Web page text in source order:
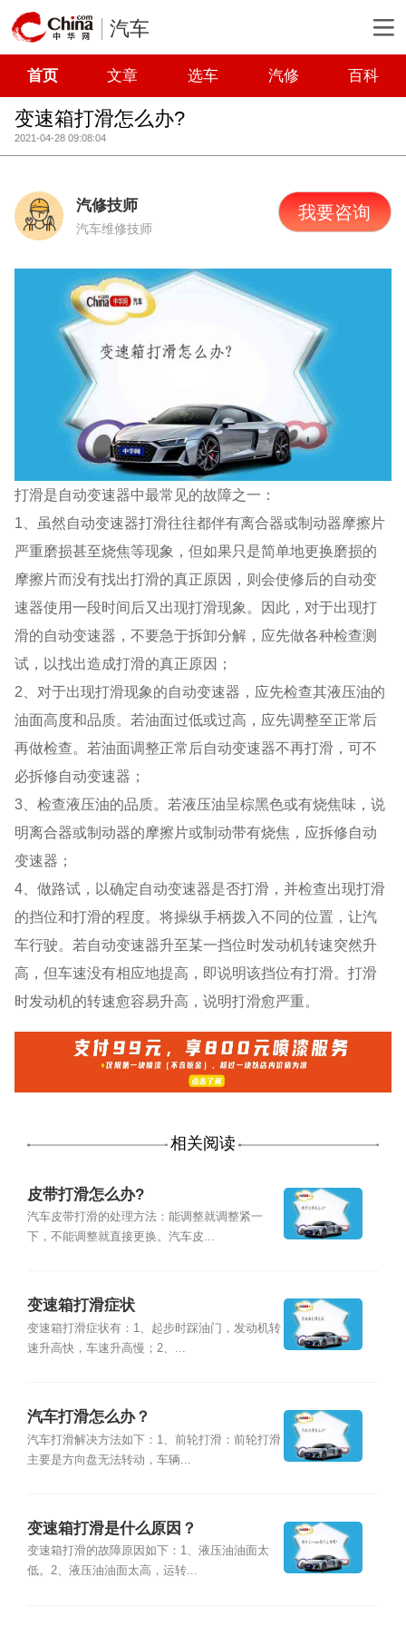
汽车
首页 文章 选车 汽修 百科
变速箱打滑怎么办?
2021-04-28 09:08:04
汽修技师
汽车维修技师
我要咨询
打滑是自动变速器中最常见的故障之一：
1、虽然自动变速器打滑往往都伴有离合器或制动器摩擦片
严重磨损甚至烧焦等现象，但如果只是简单地更换磨损的
摩擦片而没有找出打滑的真正原因，则会使修后的自动变
速器使用一段时间后又出现打滑现象。因此，对于出现打
滑的自动变速器，不要急于拆卸分解，应先做各种检查测
试，以找出造成打滑的真正原因；
2、对于出现打滑现象的自动变速器，应先检查其液压油的
油面高度和品质。若油面过低或过高，应先调整至正常后
再做检查。若油面调整正常后自动变速器不再打滑，可不
必拆修自动变速器；
3、检查液压油的品质。若液压油呈棕黑色或有烧焦味，说
明离合器或制动器的摩擦片或制动带有烧焦，应拆修自动
变速器；
4、做路试，以确定自动变速器是否打滑，并检查出现打滑
的挡位和打滑的程度。将操纵手柄拨入不同的位置，让汽
车行驶。若自动变速器升至某一挡位时发动机转速突然升
高，但车速没有相应地提高，即说明该挡位有打滑。打滑
时发动机的转速愈容易升高，说明打滑愈严重。
相关阅读
皮带打滑怎么办?
汽车皮带打滑的处理方法：能调整就调整紧一
下，不能调整就直接更换。汽车皮...
变速箱打滑症状
变速箱打滑症状有：1、起步时踩油门，发动机转
速升高快，车速升高慢；2、...
汽车打滑怎么办？
汽车打滑解决方法如下：1、前轮打滑：前轮打滑
主要是方向盘无法转动，车辆...
变速箱打滑是什么原因？
变速箱打滑的故障原因如下：1、液压油油面太
低。2、液压油油面太高，运转...